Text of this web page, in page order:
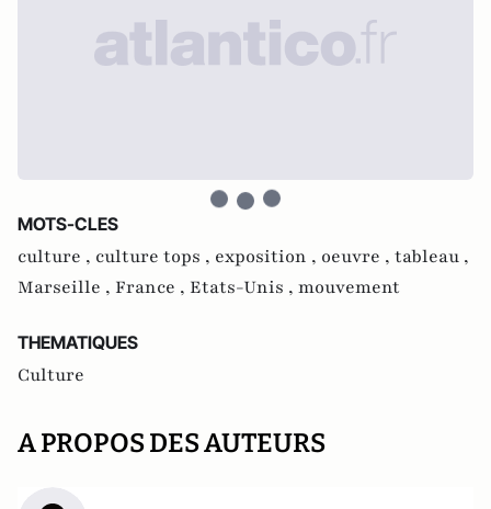
MOTS-CLES
culture , culture tops , exposition , oeuvre , tableau ,
Marseille , France , Etats-Unis , mouvement
THEMATIQUES
Culture
A PROPOS DES AUTEURS